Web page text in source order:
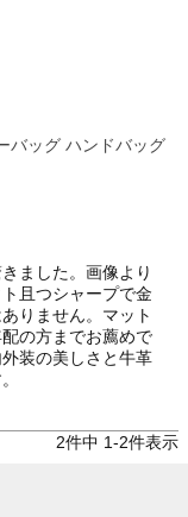
バッグ ハンドバッグ
ました。画像より
且つシャープで金
りません。マット
の方までお薦めで
装の美しさと牛革
2件中 1-2件表示